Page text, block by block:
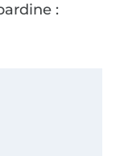
: